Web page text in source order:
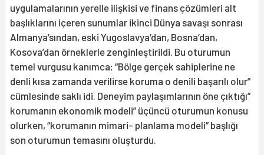
uygulamalarının yerelle ilişkisi ve finans çözümleri alt
başlıklarını içeren sunumlar ikinci Dünya savaşı sonrası
Almanya’sından, eski Yugoslavya’dan, Bosna’dan,
Kosova’dan örneklerle zenginleştirildi. Bu oturumun
temel vurgusu kanımca; “Bölge gerçek sahiplerine ne
denli kısa zamanda verilirse koruma o denili başarılı olur”
cümlesinde saklı idi. Deneyim paylaşımlarının öne çıktığı”
korumanın ekonomik modeli” üçüncü oturumun konusu
olurken, “korumanın mimari- planlama modeli” başlığı
son oturumun temasını oluşturdu.